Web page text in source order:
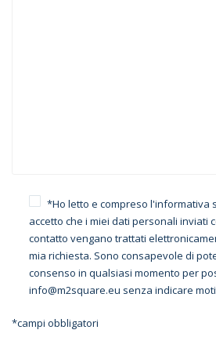
*Ho letto e compreso l'informativa
accetto che i miei dati personali inviati
contatto vengano trattati
mia richiesta. Sono consapevole di
consenso in qualsiasi momento per
info@m2square.eu senza indicare
*campi obbligatori